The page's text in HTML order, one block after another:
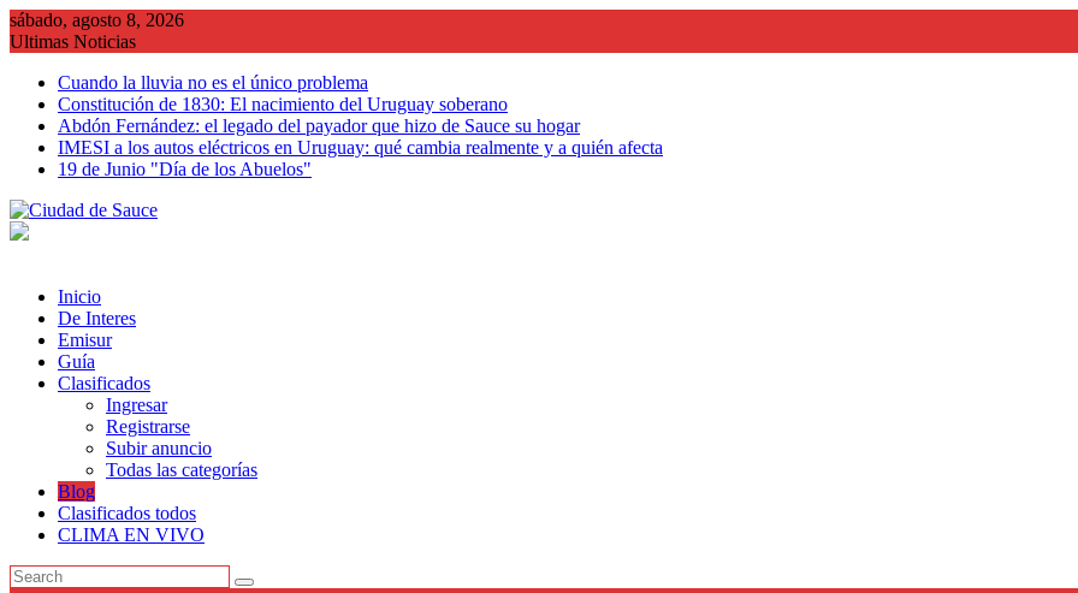
Saltar
al
sábado, agosto 8, 2026
Ultimas Noticias
Cuando la lluvia no es el único problema
Constitución de 1830: El nacimiento del Uruguay soberano
Abdón Fernández: el legado del payador que hizo de Sauce su hogar
IMESI a los autos eléctricos en Uruguay: qué cambia realmente y a quién afecta
19 de Junio "Día de los Abuelos"
Inicio
De Interes
Emisur
Guía
Clasificados
Ingresar
Registrarse
Subir anuncio
Todas las categorías
Blog
Clasificados todos
CLIMA EN VIVO